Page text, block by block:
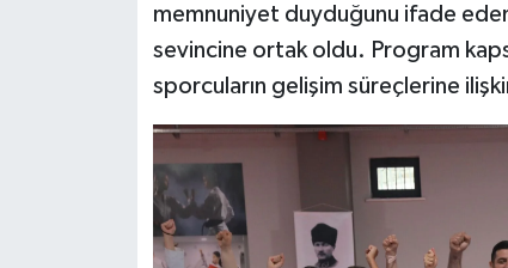
memnuniyet duyduğunu ifade
sevincine ortak oldu. Program
sporcuların gelişim süreçlerine